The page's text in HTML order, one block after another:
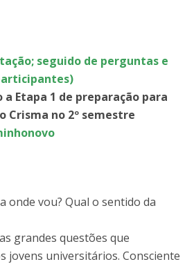
seguido de perguntas e
a Etapa 1 de preparação para
Crisma no 2º semestre
onde vou? Qual o sentido da
grandes questões que
jovens universitários. Consciente